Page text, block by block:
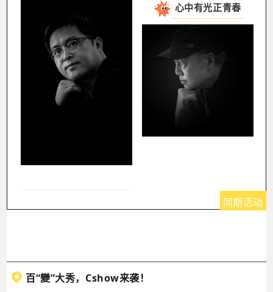
心中有光正青春
同期活动
百“變”大秀，Cshow来袭！